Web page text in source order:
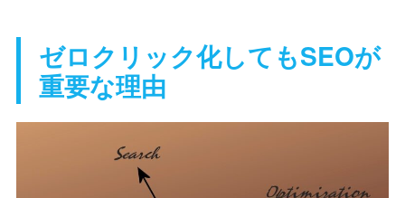
ゼロクリック化してもSEOが
重要な理由